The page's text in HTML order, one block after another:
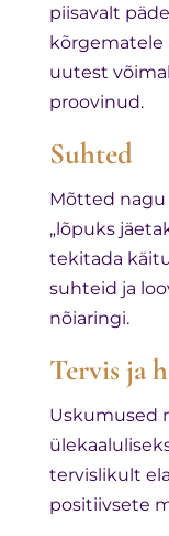
piisavalt
kõrgematele
uutest
proovinud.
Suhted
Mõtted nagu
„lõpuks
tekitada
suhteid ja
nõiaringi.
Tervis ja
Uskumused
tervislikult
positiivsete